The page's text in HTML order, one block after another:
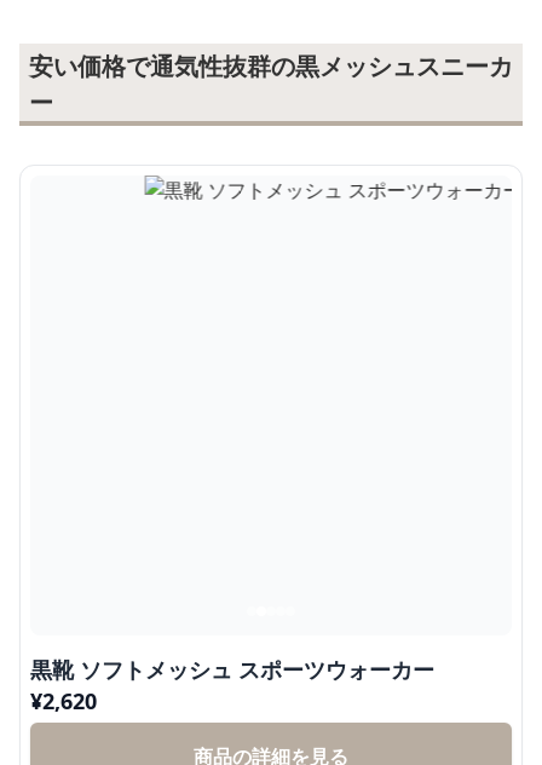
安い価格で通気性抜群の黒メッシュスニーカ
ー
黒靴 ソフトメッシュ スポーツウォーカー
¥2,620
商品の詳細を見る